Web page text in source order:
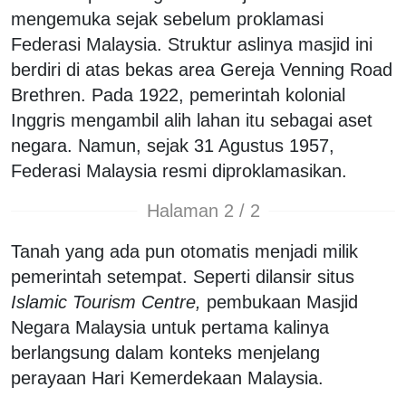
mengemuka sejak sebelum proklamasi
Federasi Malaysia. Struktur aslinya masjid ini
berdiri di atas bekas area Gereja Venning Road
Brethren. Pada 1922, pemerintah kolonial
Inggris mengambil alih lahan itu sebagai aset
negara. Namun, sejak 31 Agustus 1957,
Federasi Malaysia resmi diproklamasikan.
Halaman 2 / 2
Tanah yang ada pun otomatis menjadi milik
pemerintah setempat. Seperti dilansir situs
Islamic Tourism Centre, pembukaan Masjid
Negara Malaysia untuk pertama kalinya
berlangsung dalam konteks menjelang
perayaan Hari Kemerdekaan Malaysia.